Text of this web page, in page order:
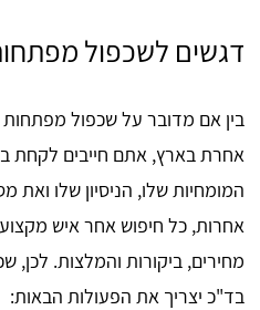
דגשים לשכפול
בין אם מדובר על שכפול
אחרת בארץ, אתם חייבים לקחת
המומחיות שלו, הניסיון שלו
אחרות, כל חיפוש אחר איש
מחירים, ביקורות והמלצות.
בד"כ יצריך את הפעולות הבאות: